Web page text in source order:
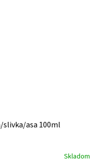
slivka/asa 100ml
Skladom